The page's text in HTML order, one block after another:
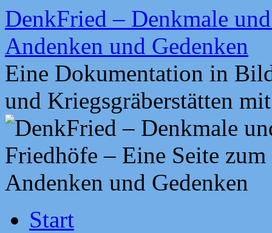
Zum
Inhalt
springen
DenkFried – Denkmale
Andenken und Gedenken
Eine Dokumentation in
und Kriegsgräberstätten
Start